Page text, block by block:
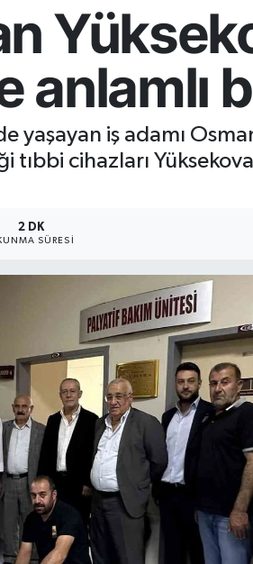
yaşayan iş adamı
tıbbi cihazları
2 DK
SÜRESI